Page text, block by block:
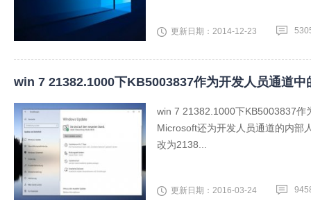
更新日期：2014-12-23
win 7 21382.1000下KB5003837作为开发人员通道中
win 7 21382.1000下KB5003837作
Microsoft还为开发人员通道的内部
改为2138...
更新日期：2016-03-24